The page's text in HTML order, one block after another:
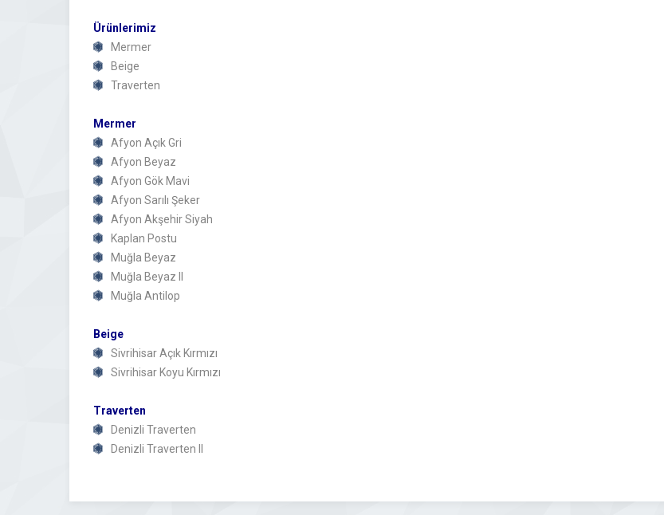
Ürünlerimiz
Mermer
Beige
Traverten
Mermer
Afyon Açık Gri
Afyon Beyaz
Afyon Gök Mavi
Afyon Sarılı Şeker
Afyon Akşehir Siyah
Kaplan Postu
Muğla Beyaz
Muğla Beyaz II
Muğla Antilop
Beige
Sivrihisar Açık Kırmızı
Sivrihisar Koyu Kırmızı
Traverten
Denizli Traverten
Denizli Traverten II